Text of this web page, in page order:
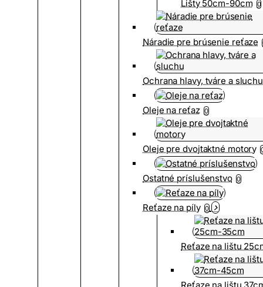
Lišty 50cm-90cm 0
Náradie pre brúsenie reťaze
Ochrana hlavy, tváre a sluchu
Oleje na reťaz 0
Oleje pre dvojtaktné motory
Ostatné príslušenstvo 0
Reťaze na píly 0
Reťaze na lištu
Reťaze na lištu